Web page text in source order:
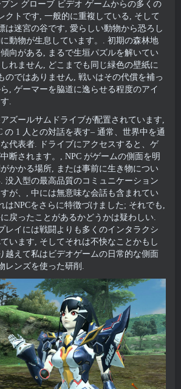
ン グローブ ビデオ ゲームからの多くの
クトです, 一般的に重複している, そして
は迷宮の谷です, 愛らしい動物から恐ろし
動物が生息しています。. 初期の森林地
向がある, まるで生垣パズルを解いてい
れません, どこまでも同じ緑色の壁紙に
のではありません, 戦いはその代償を補っ
, ゲーマーを脇道に逸らせる程度のアイ
.
ズールサムドライブが配置されています,
の 1 人との対話を表す– 通常、世界中を通
代表者. ドライブにアクセスすると、ゲ
断されます。, NPC がゲームの側面を明
かかる場所, または事前に生き物につい
没入型の最高品質のコミュニケーション
が、, 中には無意味な会話も含まれてい
はNPCをさらに特徴づけました; それでも,
戻ったことがあるかどうかは疑わしい.
レイには戦闘よりも多くのインタラクシ
います, そしてそれは不快なことかもし
越えて私はビデオゲームの日常的な側面
レンズを使った研削.